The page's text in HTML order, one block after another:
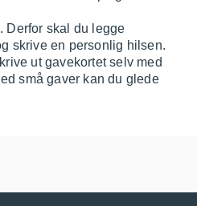
Derfor skal du legge
skrive en personlig hilsen.
ut gavekortet selv med
små gaver kan du glede